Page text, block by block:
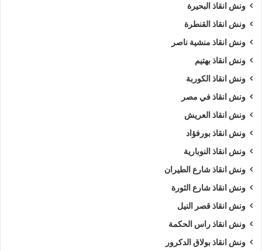
ونش انقاذ البحيرة
ونش انقاذ القنطرة
ونش انقاذ منشية ناصر
ونش انقاذ بهتيم
ونش انقاذ الكوربة
ونش انقاذ في مصر
ونش انقاذ العريش
ونش انقاذ بورفؤاد
ونش انقاذ النوبارية
ونش انقاذ شارع الطيران
ونش انقاذ شارع الثورة
ونش انقاذ قصر النيل
ونش انقاذ راس الحكمة
ونش انقاذ بولاق الدكرور